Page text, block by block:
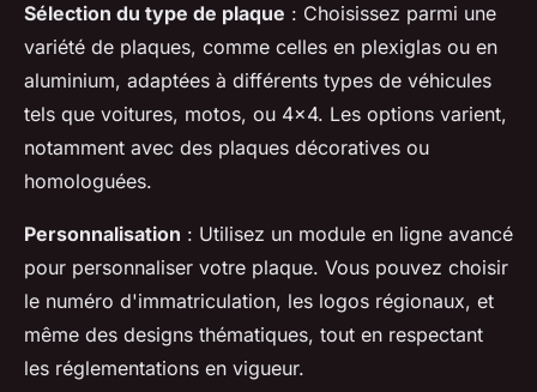
Sélection du type de plaque : Choisissez parmi une
variété de plaques, comme celles en plexiglas ou en
aluminium, adaptées à différents types de véhicules
tels que voitures, motos, ou 4x4. Les options varient,
notamment avec des plaques décoratives ou
homologuées.
Personnalisation : Utilisez un module en ligne avancé
pour personnaliser votre plaque. Vous pouvez choisir
le numéro d'immatriculation, les logos régionaux, et
même des designs thématiques, tout en respectant
les réglementations en vigueur.